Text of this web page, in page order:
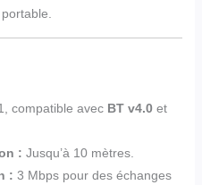
compatible avec BT v4.0et
: Jusqu’à 10 mètres.
: 3 Mbps pour des échanges